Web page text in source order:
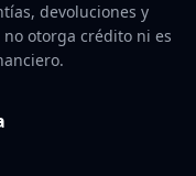
devoluciones y
no otorga crédito ni es